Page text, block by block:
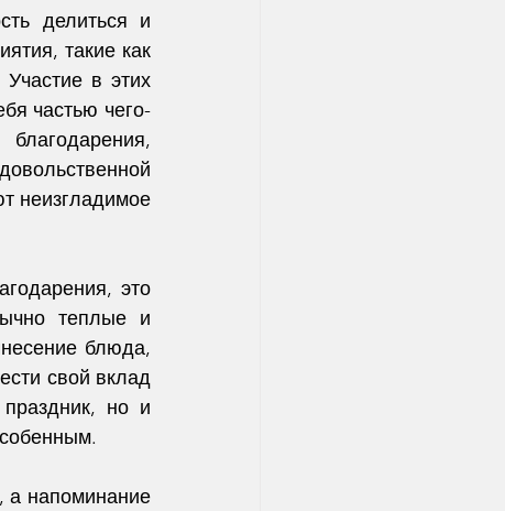
делиться и
такие как
в этих
частью чего-
неизгладимое
это
теплые и
блюда,
свой вклад
но и
а напоминание